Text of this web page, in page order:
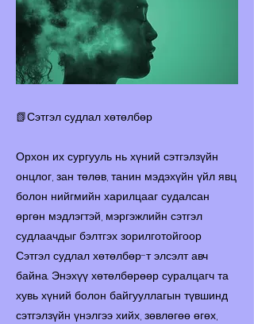
📗Сэтгэл судлал хөтөлбөр
Орхон их сургууль нь хүний сэтгэлзүйн
онцлог, зан төлөв, танин мэдэхүйн үйл явц
болон нийгмийн харилцааг судалсан
өргөн мэдлэгтэй, мэргэжлийн сэтгэл
судлаачдыг бэлтгэх зорилготойгоор
Сэтгэл судлал хөтөлбөр-т элсэлт авч
байна. Энэхүү хөтөлбөрөөр суралцагч та
хувь хүний болон байгууллагын түвшинд
сэтгэлзүйн үнэлгээ хийх, зөвлөгөө өгөх,